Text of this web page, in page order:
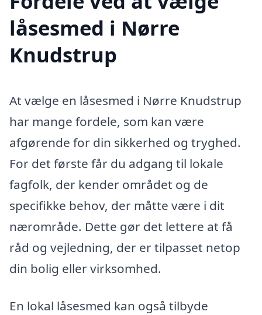
låsesmed i Nørre
Knudstrup
At vælge en låsesmed i Nørre Knudstrup
har mange fordele, som kan være
afgørende for din sikkerhed og tryghed.
For det første får du adgang til lokale
fagfolk, der kender området og de
specifikke behov, der måtte være i dit
nærområde. Dette gør det lettere at få
råd og vejledning, der er tilpasset netop
din bolig eller virksomhed.
En lokal låsesmed kan også tilbyde